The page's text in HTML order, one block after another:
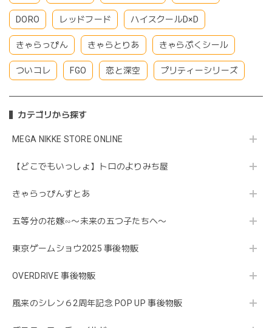
DORO レッドフード ハイスクールD×D
きゃらっぴん きゃらとりあ きゃらぷくシール
ついコレ FGO 恋と深空 プリティーシリーズ
カテゴリから探す
MEGA NIKKE STORE ONLINE
【どこでもいっしょ】トロのよりみち屋
きゃらっぴんすとあ
五等分の花嫁∽〜未来の五つ子たちへ〜
東京ゲームショウ2025 事後物販
OVERDRIVE 事後物販
風来のシレン６2周年記念 POP UP 事後物販